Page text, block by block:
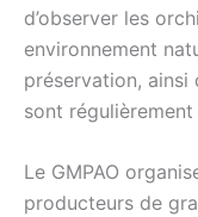
d’observer les
environnement
préservation, ainsi
sont
Le GMPAO
producteurs de